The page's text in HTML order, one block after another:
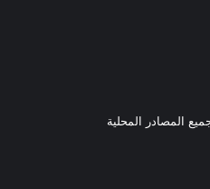
المصادر المحلية